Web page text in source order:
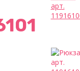
арт.